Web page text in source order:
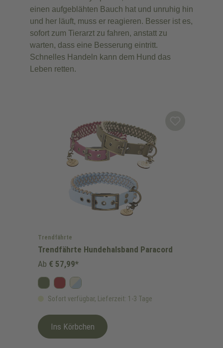
einen aufgeblähten Bauch hat und unruhig hin
und her läuft, muss er reagieren. Besser ist es,
sofort zum Tierarzt zu fahren, anstatt zu
warten, dass eine Besserung eintritt.
Schnelles Handeln kann dem Hund das
Leben retten.
Trendfährte
Trendfährte Hundehalsband Paracord
Sofort verfügbar, Lieferzeit: 1-3 Tage
Oliv BordeauxHimmelblau/Beige
Ab € 57,99*
Ins Körbchen